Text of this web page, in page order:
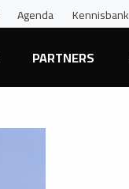
Agenda Kennisbank
PARTNERS